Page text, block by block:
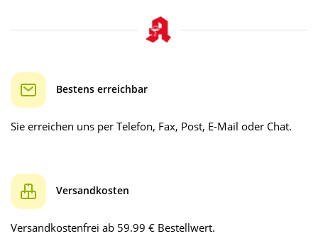
Bestens erreichbar
Sie erreichen uns per Telefon, Fax, Post, E-Mail oder Chat.
Versandkosten
Versandkostenfrei ab 59.99 € Bestellwert.